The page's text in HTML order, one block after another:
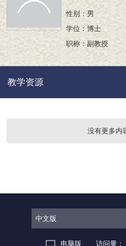
性别：男
学位：博士
职称：副教授
教学资源
没有更多内
中文版
电脑版 访问量：